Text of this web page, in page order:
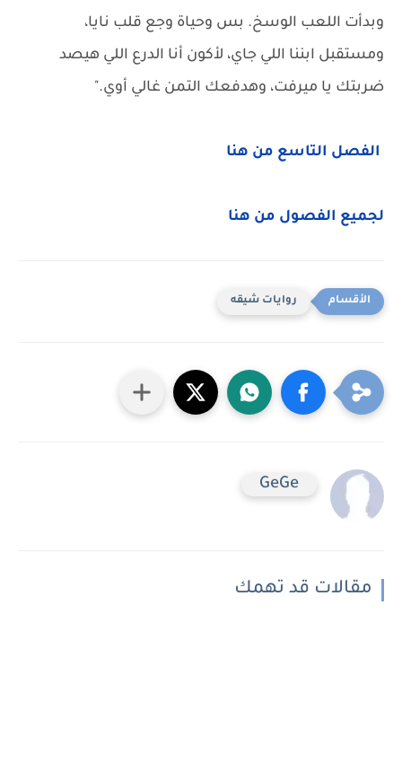
وبدأت اللعب الوسخ. بس وحياة وجع قلب نايا،
ومستقبل ابننا اللي جاي، لأكون أنا الدرع اللي هيصد
ضربتك يا ميرفت، وهدفعك التمن غالي أوي."
الفصل التاسع من هنا
لجميع الفصول من هنا
روايات شيقه
GeGe
مقالات قد تهمك